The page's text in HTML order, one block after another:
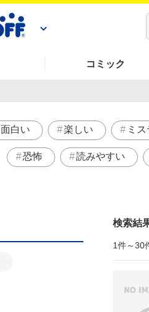
コミック
面白い 楽しい ミ
恐怖 読みやすい
検索結
1件～30